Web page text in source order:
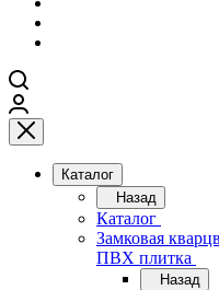
Каталог
Назад
Каталог
Замковая
ПВХ плитка
Назад